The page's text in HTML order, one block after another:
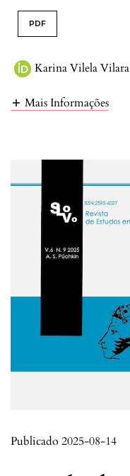
PDF
Karina Vilela Vilara
Mais Informações
Publicado 2025-08-14